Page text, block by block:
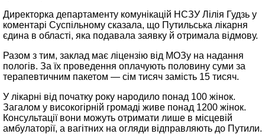
Директорка департаменту комунікацій НСЗУ Лілія Гудзь у
коментарі Суспільному сказала, що Путильська лікарня
єдина в області, яка подавала заявку й отримала відмову.
Разом з тим, заклад має ліцензію від МОЗу на надання
пологів. За їх проведення оплачують половину суми за
терапевтичним пакетом — сім тисяч замість 15 тисяч.
У лікарні від початку року народило понад 100 жінок.
Загалом у високогірній громаді живе понад 1200 жінок.
Консультації вони можуть отримати лише в місцевій
амбулаторії, а вагітних на огляди відправляють до Путили.